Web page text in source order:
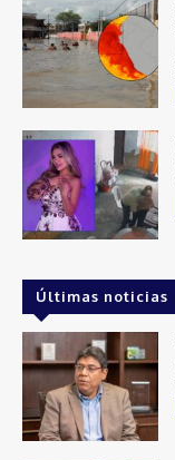
Últimas noticias